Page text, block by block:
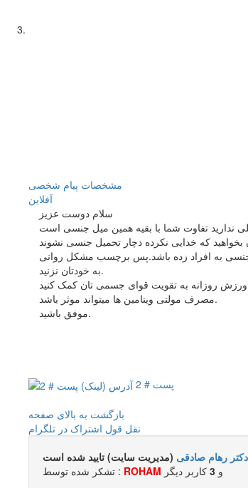
مشخصات پیام شخصی
آفلاين
سلام دوست عزیز
جنسی به افراد زده باشد.پس برچسب مشکل روانی
به خودتان نزنید.
مصرف مولتی ویتامین ها میتواند موثر باشد.
موفق باشید.
پست # 2
بازگشت به بالای صفحه
نقل قول اشتراک در تلگرام
دکتر رهام صادقی (مدیریت سایت) تایید شده است
تشکر شده توسط : ROHAM و 3 کاربر ديگر